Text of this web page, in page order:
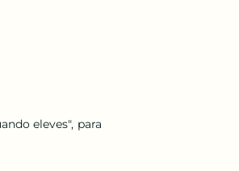
eleves", para